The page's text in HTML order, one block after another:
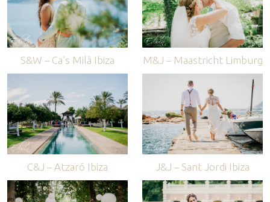
S&W – Ca’s Milà Ibiza M&J – Maastricht Limburg
C&J – Atzaró Ibiza J&J – Sant Jordi Ibiza